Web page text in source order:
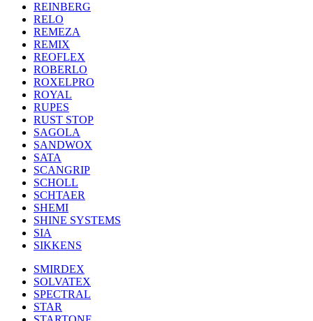
REINBERG
RELO
REMEZA
REMIX
REOFLEX
ROBERLO
ROXELPRO
ROYAL
RUPES
RUST STOP
SAGOLA
SANDWOX
SATA
SCANGRIP
SCHOLL
SCHTAER
SHEMI
SHINE SYSTEMS
SIA
SIKKENS
SMIRDEX
SOLVATEX
SPECTRAL
STAR